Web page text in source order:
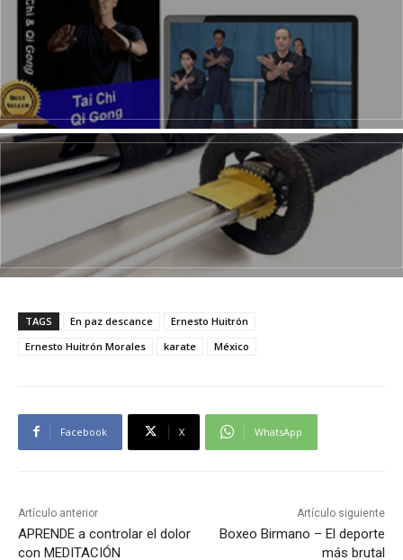
TAGS En paz descance
Ernesto Huitrón
Ernesto Huitrón Morales
karate México
Facebook X WhatsApp
Artículo anterior
APRENDE a controlar el dolor
con MEDITACIÓN
Artículo siguiente
Boxeo Birmano – El deporte
más brutal